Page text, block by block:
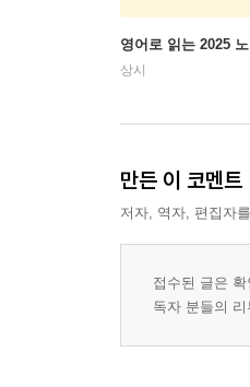
영어로 읽는 2025
상시
만든 이 코멘트
저자, 역자, 편집자
접수된 글은
독자 분들의